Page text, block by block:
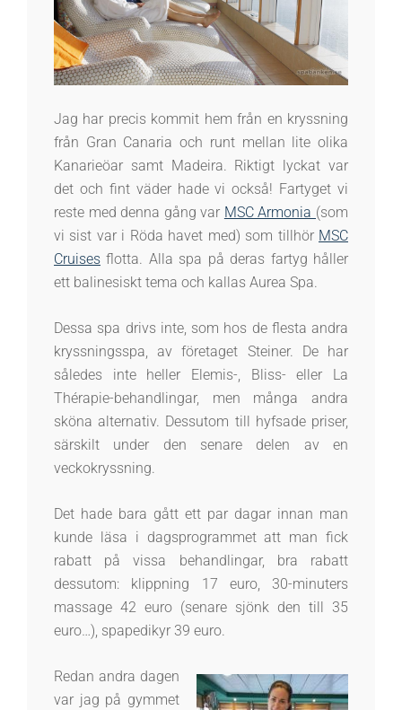
Jag har precis kommit hem från en kryssning
från Gran Canaria och runt mellan lite olika
Kanarieöar samt Madeira. Riktigt lyckat var
det och fint väder hade vi också! Fartyget vi
reste med denna gång var MSC Armonia (som
vi sist var i Röda havet med) som tillhör MSC
Cruises flotta. Alla spa på deras fartyg håller
ett balinesiskt tema och kallas Aurea Spa.
Dessa spa drivs inte, som hos de flesta andra
kryssningsspa, av företaget Steiner. De har
således inte heller Elemis-, Bliss- eller La
Thérapie-behandlingar, men många andra
sköna alternativ. Dessutom till hyfsade priser,
särskilt under den senare delen av en
veckokryssning.
Det hade bara gått ett par dagar innan man
kunde läsa i dagsprogrammet att man fick
rabatt på vissa behandlingar, bra rabatt
dessutom: klippning 17 euro, 30-minuters
massage 42 euro (senare sjönk den till 35
euro…), spapedikyr 39 euro.
Redan andra dagen
var jag på gymmet